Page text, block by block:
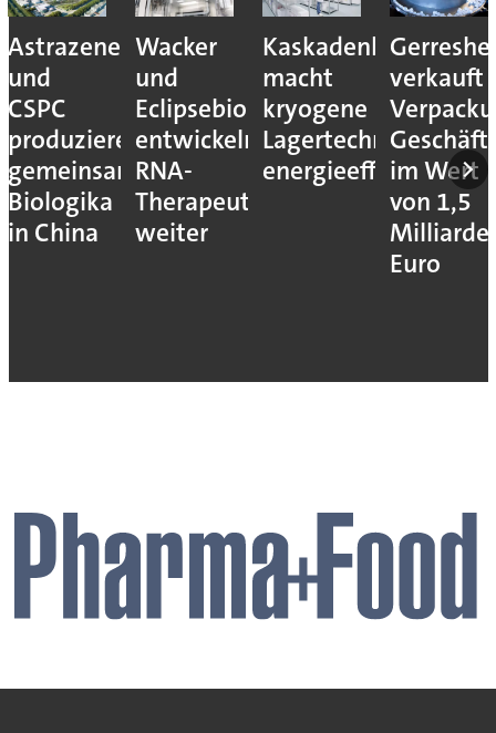
Astrazeneca
und
CSPC
produzieren
gemeinsam
Biologika
in China
Wacker
und
Eclipsebio
entwickeln
RNA-
Therapeutika
weiter
Kaskadenkonzept
macht
kryogene
Lagertechnik
energieeffizienter
verkauft
im Wert
von 1,5
Euro